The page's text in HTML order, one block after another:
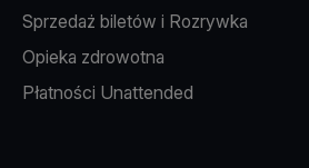
Sprzedaż biletów i Rozrywka
Opieka zdrowotna
Płatności Unattended